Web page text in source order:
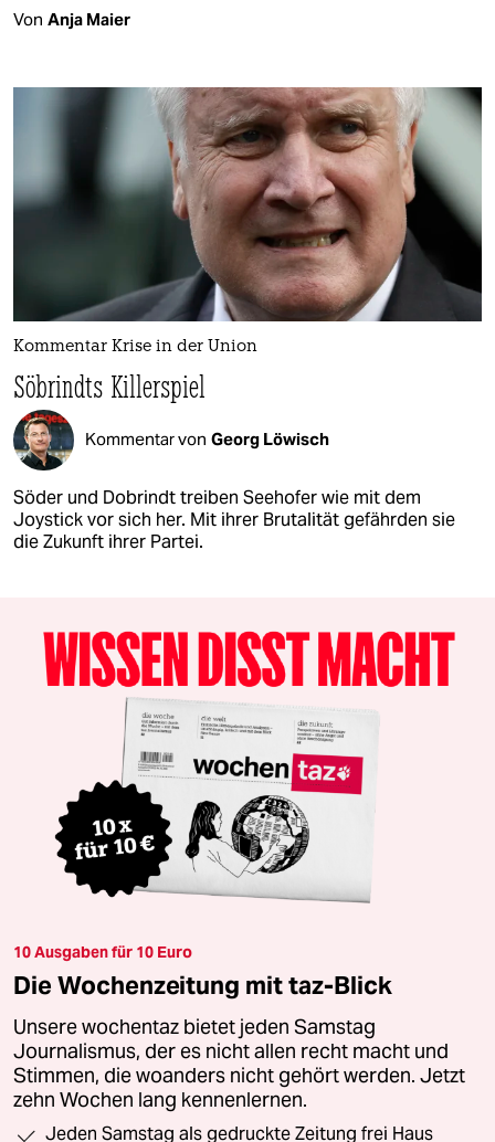
Von Anja Maier
Kommentar Krise in der Union
Söbrindts Killerspiel
Kommentar von Georg Löwisch
Söder und Dobrindt treiben Seehofer wie mit dem
Joystick vor sich her. Mit ihrer Brutalität gefährden sie
die Zukunft ihrer Partei.
10 Ausgaben für 10 Euro
Die Wochenzeitung mit taz-Blick
Unsere wochentaz bietet jeden Samstag
Journalismus, der es nicht allen recht macht und
Stimmen, die woanders nicht gehört werden. Jetzt
zehn Wochen lang kennenlernen.
Jeden Samstag als gedruckte Zeitung frei Haus